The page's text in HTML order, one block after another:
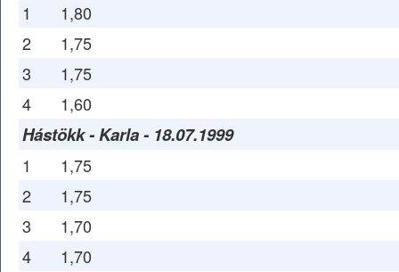
1
1,80
2
1,75
3
1,75
4
1,60
Hástökk - Karla - 18.07.1999
1
1,75
2
1,75
3
1,70
4
1,70